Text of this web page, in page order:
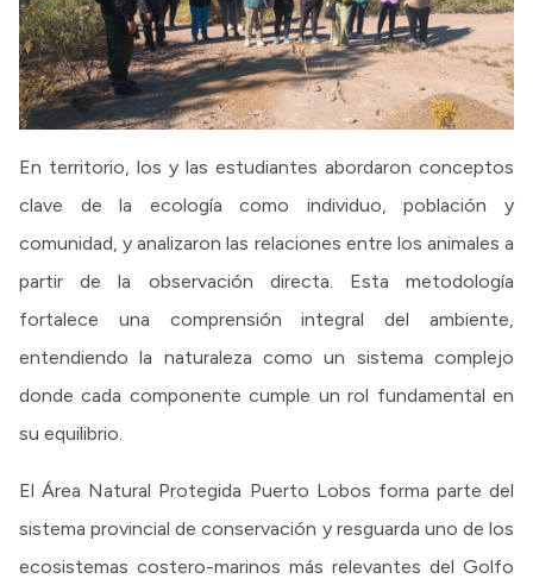
En territorio, los y las estudiantes abordaron conceptos
clave de la ecología como individuo, población y
comunidad, y analizaron las relaciones entre los animales a
partir de la observación directa. Esta metodología
fortalece una comprensión integral del ambiente,
entendiendo la naturaleza como un sistema complejo
donde cada componente cumple un rol fundamental en
su equilibrio.
El Área Natural Protegida Puerto Lobos forma parte del
sistema provincial de conservación y resguarda uno de los
ecosistemas costero-marinos más relevantes del Golfo